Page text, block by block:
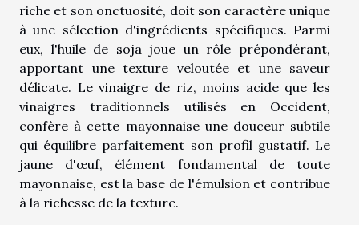
riche et son onctuosité, doit son caractère unique
à une sélection d'ingrédients spécifiques. Parmi
eux, l'huile de soja joue un rôle prépondérant,
apportant une texture veloutée et une saveur
délicate. Le vinaigre de riz, moins acide que les
vinaigres traditionnels utilisés en Occident,
confère à cette mayonnaise une douceur subtile
qui équilibre parfaitement son profil gustatif. Le
jaune d'œuf, élément fondamental de toute
mayonnaise, est la base de l'émulsion et contribue
à la richesse de la texture.